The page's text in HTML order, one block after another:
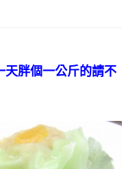
天胖個一公斤的請不